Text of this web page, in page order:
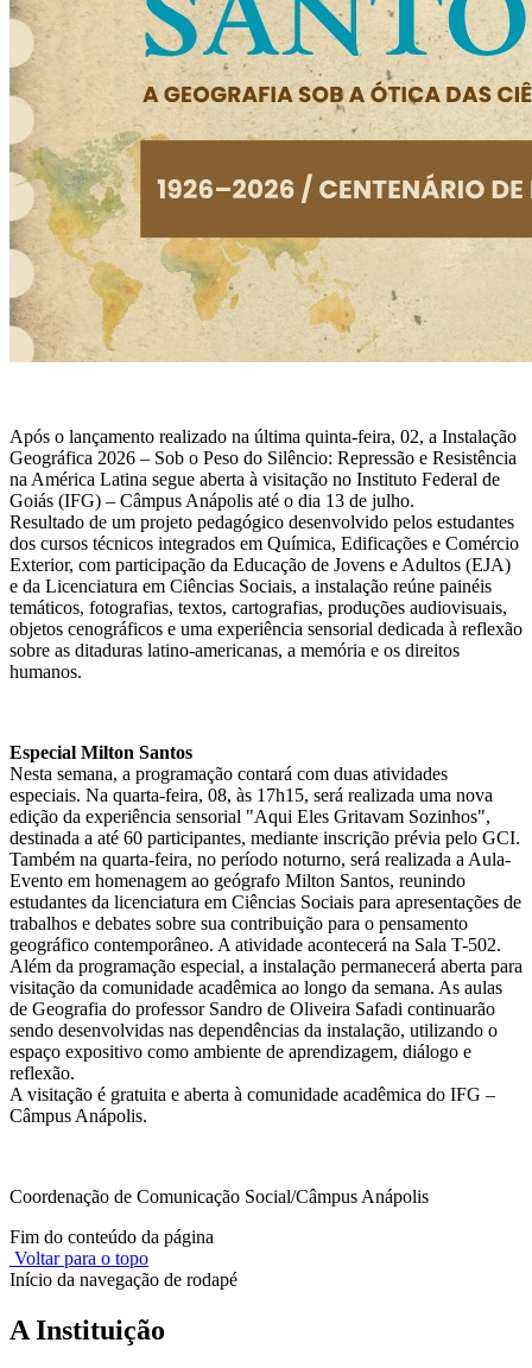
Após o lançamento realizado na última quinta-feira, 02, a Instalação
Geográfica 2026 – Sob o Peso do Silêncio: Repressão e Resistência
na América Latina segue aberta à visitação no Instituto Federal de
Goiás (IFG) – Câmpus Anápolis até o dia 13 de julho.
Resultado de um projeto pedagógico desenvolvido pelos estudantes
dos cursos técnicos integrados em Química, Edificações e Comércio
Exterior, com participação da Educação de Jovens e Adultos (EJA)
e da Licenciatura em Ciências Sociais, a instalação reúne painéis
temáticos, fotografias, textos, cartografias, produções audiovisuais,
objetos cenográficos e uma experiência sensorial dedicada à reflexão
sobre as ditaduras latino-americanas, a memória e os direitos
humanos.
Especial Milton Santos
Nesta semana, a programação contará com duas atividades
especiais. Na quarta-feira, 08, às 17h15, será realizada uma nova
edição da experiência sensorial "Aqui Eles Gritavam Sozinhos",
destinada a até 60 participantes, mediante inscrição prévia pelo GCI.
Também na quarta-feira, no período noturno, será realizada a Aula-
Evento em homenagem ao geógrafo Milton Santos, reunindo
estudantes da licenciatura em Ciências Sociais para apresentações de
trabalhos e debates sobre sua contribuição para o pensamento
geográfico contemporâneo. A atividade acontecerá na Sala T-502.
Além da programação especial, a instalação permanecerá aberta para
visitação da comunidade acadêmica ao longo da semana. As aulas
de Geografia do professor Sandro de Oliveira Safadi continuarão
sendo desenvolvidas nas dependências da instalação, utilizando o
espaço expositivo como ambiente de aprendizagem, diálogo e
reflexão.
A visitação é gratuita e aberta à comunidade acadêmica do IFG –
Câmpus Anápolis.
Coordenação de Comunicação Social/Câmpus Anápolis
Fim do conteúdo da página
Voltar para o topo
Início da navegação de rodapé
A Instituição